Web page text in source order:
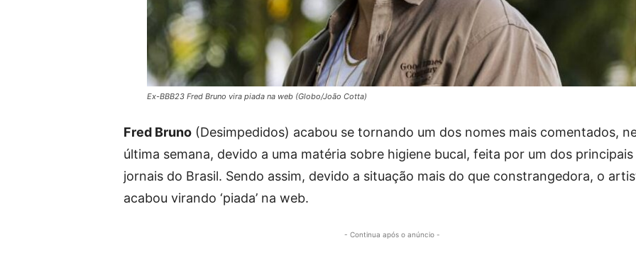
Ex-BBB23 Fred Bruno vira piada na web (Globo/João Cotta)
Fred Bruno (Desimpedidos) acabou se tornando um dos nomes mais comentados,
última semana, devido a uma matéria sobre higiene bucal, feita por um dos principais
jornais do Brasil. Sendo assim, devido a situação mais do que constrangedora, o
acabou virando ‘piada’ na web.
- Continua após o anúncio -